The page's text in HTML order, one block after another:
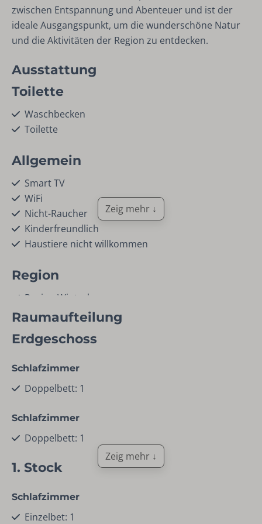
zwischen Entspannung und Abenteuer und ist der
ideale Ausgangspunkt, um die wunderschöne Natur
und die Aktivitäten der Region zu entdecken.
Ausstattung
Toilette
Waschbecken
Toilette
Allgemein
Smart TV
WiFi
Nicht-Raucher
Kinderfreundlich
Haustiere nicht willkommen
Region
Region Winterberg
Kinderhochstuhl
Einrichtungen
Waschmaschine
Wäschetrockner
Reinigungsmittel
Trockengestell
Geschirrspüler
Zeig mehr ↓
Raumaufteilung
Erdgeschoss
Schlafzimmer
Doppelbett: 1
Schlafzimmer
Doppelbett: 1
1. Stock
Schlafzimmer
Einzelbet: 1
Zeig mehr ↓